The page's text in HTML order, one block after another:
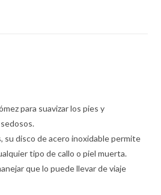
para suavizar los pies y
su disco de acero inoxidable permite
tipo de callo o piel muerta.
que lo puede llevar de viaje